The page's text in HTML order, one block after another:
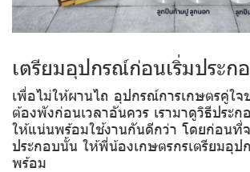
เตรียมอุปกรณ์ก่อนเริ่มประ
เพื่อไม่ให้ผานไถ อุปกรณ์การเกษตรคู่ใ
ต้องพังก่อนเวลาอันควร เรามาดูวิธีประ
ให้แน่นพร้อมใช้งานกันดีกว่า โดยก่อนที่
ประกอบนั้น ให้พี่น้องเกษตรกรเตรียมอุ
พร้อม